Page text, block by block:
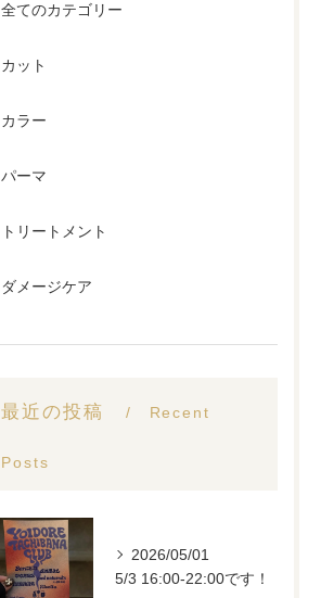
全てのカテゴリー
カット
カラー
パーマ
トリートメント
ダメージケア
最近の投稿 Recent
Posts
2026/05/01
5/3 16:00-22:00です！